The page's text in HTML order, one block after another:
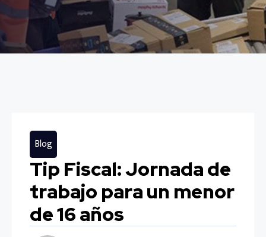
Blog
Tip Fiscal: Jornada de
trabajo para un menor
de 16 años